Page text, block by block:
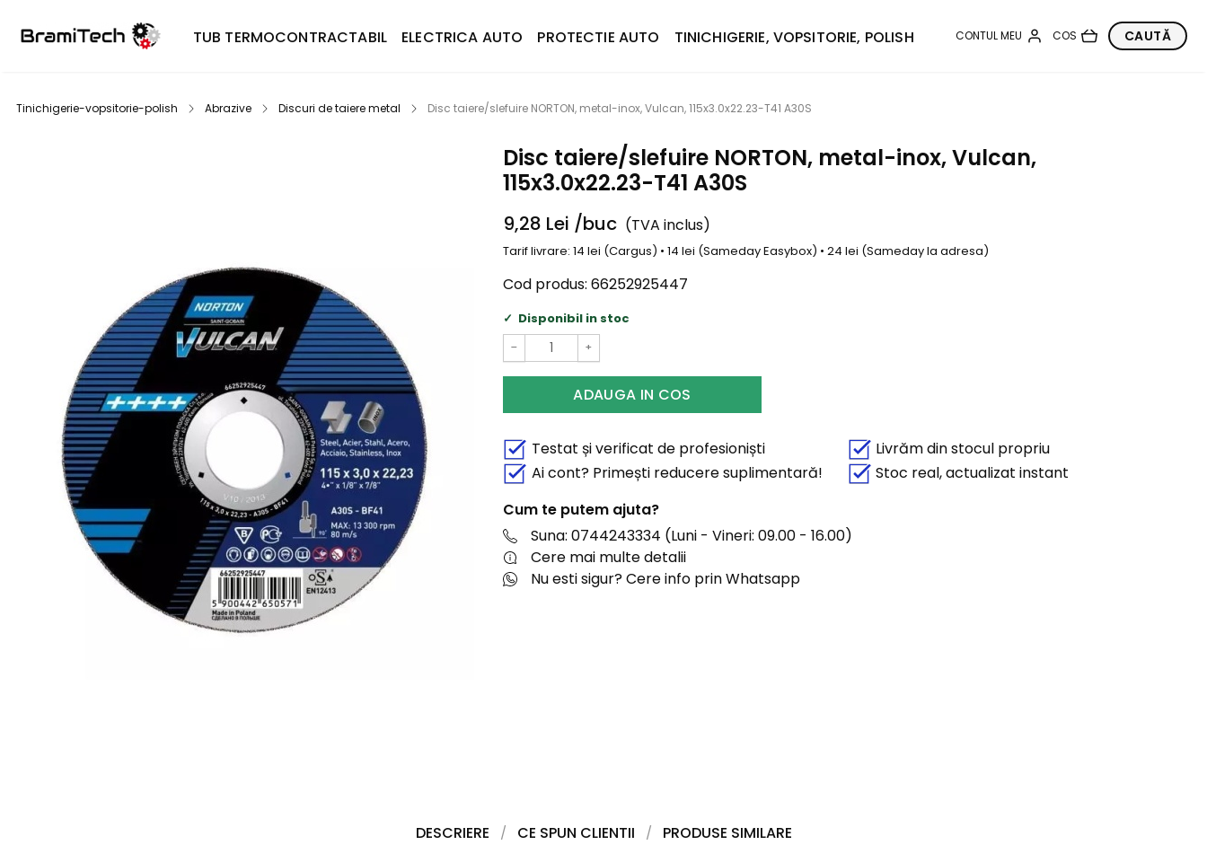
TUB TERMOCONTRACTABIL ELECTRICA AUTO PROTECTIE AUTO TINICHIGERIE, VOPSITORIE, POLISH
Tinichigerie-vopsitorie-polish Abrazive Discuri de taiere metal Disc taiere/slefuire NORTON, metal-inox, Vulcan, 115x3.0x22.23-T41 A30S
Disc taiere/slefuire NORTON, metal-inox, Vulcan,
115x3.0x22.23-T41 A30S
9,28 Lei /buc (TVA inclus)
Tarif livrare: 14 lei (Cargus) • 14 lei (Sameday Easybox) • 24 lei (Sameday la adresa)
Cod produs: 66252925447
Disponibil in stoc
− +
ADAUGA IN COS
Testat și verificat de profesioniști
Livrăm din stocul propriu
Ai cont? Primești reducere suplimentară!
Stoc real, actualizat instant
Cum te putem ajuta?
Suna: 0744243334 (Luni - Vineri: 09.00 - 16.00)
Cere mai multe detalii
Nu esti sigur? Cere info prin Whatsapp
DESCRIERE CE SPUN CLIENTII PRODUSE SIMILARE